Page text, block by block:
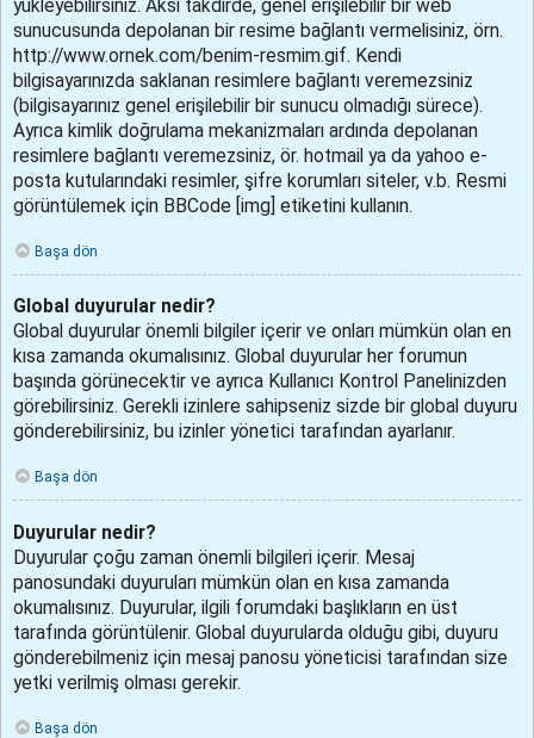
yükleyebilirsiniz. Aksi takdirde, genel erişilebilir bir web
sunucusunda depolanan bir resime bağlantı vermelisiniz, örn.
http://www.ornek.com/benim-resmim.gif. Kendi
bilgisayarınızda saklanan resimlere bağlantı veremezsiniz
(bilgisayarınız genel erişilebilir bir sunucu olmadığı sürece).
Ayrıca kimlik doğrulama mekanizmaları ardında depolanan
resimlere bağlantı veremezsiniz, ör. hotmail ya da yahoo e-
posta kutularındaki resimler, şifre korumları siteler, v.b. Resmi
görüntülemek için BBCode [img] etiketini kullanın.
Başa dön
Global duyurular nedir?
Global duyurular önemli bilgiler içerir ve onları mümkün olan en
kısa zamanda okumalısınız. Global duyurular her forumun
başında görünecektir ve ayrıca Kullanıcı Kontrol Panelinizden
görebilirsiniz. Gerekli izinlere sahipseniz sizde bir global duyuru
gönderebilirsiniz, bu izinler yönetici tarafından ayarlanır.
Başa dön
Duyurular nedir?
Duyurular çoğu zaman önemli bilgileri içerir. Mesaj
panosundaki duyuruları mümkün olan en kısa zamanda
okumalısınız. Duyurular, ilgili forumdaki başlıkların en üst
tarafında görüntülenir. Global duyurularda olduğu gibi, duyuru
gönderebilmeniz için mesaj panosu yöneticisi tarafından size
yetki verilmiş olması gerekir.
Başa dön